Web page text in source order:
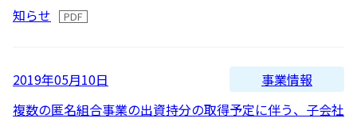
知らせ
2019年05月10日
事業情報
複数の匿名組合事業の出資持分の取得予定に伴う、子会社